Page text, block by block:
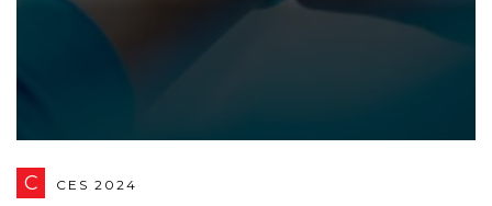
C CES 2024